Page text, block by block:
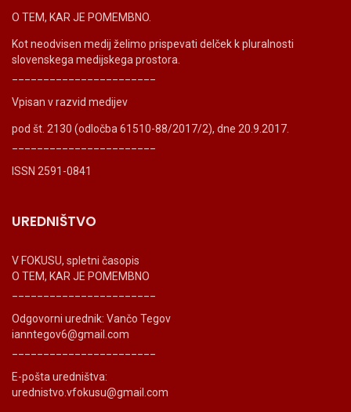
O TEM, KAR JE POMEMBNO.
Kot neodvisen medij želimo prispevati delček k pluralnosti
slovenskega medijskega prostora.
Vpisan v razvid medijev
pod št. 2130 (odločba 61510-88/2017/2), dne 20.9.2017.
ISSN 2591-0841
UREDNIŠTVO
V FOKUSU, spletni časopis
O TEM, KAR JE POMEMBNO
Odgovorni urednik: Vančo Tegov
ianntegov6@gmail.com
E-pošta uredništva:
urednistvo.vfokusu@gmail.com